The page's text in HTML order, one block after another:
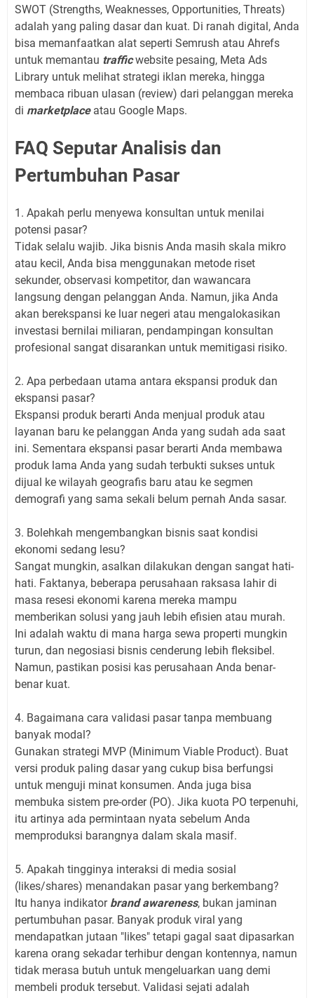
SWOT (Strengths, Weaknesses, Opportunities, Threats)
adalah yang paling dasar dan kuat. Di ranah digital, Anda
bisa memanfaatkan alat seperti Semrush atau Ahrefs
untuk memantau trafficwebsite pesaing, Meta Ads
Library untuk melihat strategi iklan mereka, hingga
membaca ribuan ulasan (review) dari pelanggan mereka
di marketplaceatau Google Maps.
FAQ Seputar Analisis dan
Pertumbuhan Pasar
1. Apakah perlu menyewa konsultan untuk menilai
potensi pasar?
Tidak selalu wajib. Jika bisnis Anda masih skala mikro
atau kecil, Anda bisa menggunakan metode riset
sekunder, observasi kompetitor, dan wawancara
langsung dengan pelanggan Anda. Namun, jika Anda
akan berekspansi ke luar negeri atau mengalokasikan
investasi bernilai miliaran, pendampingan konsultan
profesional sangat disarankan untuk memitigasi risiko.
2. Apa perbedaan utama antara ekspansi produk dan
ekspansi pasar?
Ekspansi produk berarti Anda menjual produk atau
layanan baru ke pelanggan Anda yang sudah ada saat
ini. Sementara ekspansi pasar berarti Anda membawa
produk lama Anda yang sudah terbukti sukses untuk
dijual ke wilayah geografis baru atau ke segmen
demografi yang sama sekali belum pernah Anda sasar.
3. Bolehkah mengembangkan bisnis saat kondisi
ekonomi sedang lesu?
Sangat mungkin, asalkan dilakukan dengan sangat hati-
hati. Faktanya, beberapa perusahaan raksasa lahir di
masa resesi ekonomi karena mereka mampu
memberikan solusi yang jauh lebih efisien atau murah.
Ini adalah waktu di mana harga sewa properti mungkin
turun, dan negosiasi bisnis cenderung lebih fleksibel.
Namun, pastikan posisi kas perusahaan Anda benar-
benar kuat.
4. Bagaimana cara validasi pasar tanpa membuang
banyak modal?
Gunakan strategi MVP (Minimum Viable Product). Buat
versi produk paling dasar yang cukup bisa berfungsi
untuk menguji minat konsumen. Anda juga bisa
membuka sistem pre-order (PO). Jika kuota PO terpenuhi,
itu artinya ada permintaan nyata sebelum Anda
memproduksi barangnya dalam skala masif.
5. Apakah tingginya interaksi di media sosial
(likes/shares) menandakan pasar yang berkembang?
Itu hanya indikator brand awareness, bukan jaminan
pertumbuhan pasar. Banyak produk viral yang
mendapatkan jutaan "likes" tetapi gagal saat dipasarkan
karena orang sekadar terhibur dengan kontennya, namun
tidak merasa butuh untuk mengeluarkan uang demi
membeli produk tersebut. Validasi sejati adalah